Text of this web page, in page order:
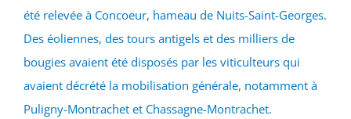
été relevée à Concoeur, hameau de Nuits-Saint-Georges.
Des éoliennes, des tours antigels et des milliers de
bougies avaient été disposés par les viticulteurs qui
avaient décrété la mobilisation générale, notamment à
Puligny-Montrachet et Chassagne-Montrachet.